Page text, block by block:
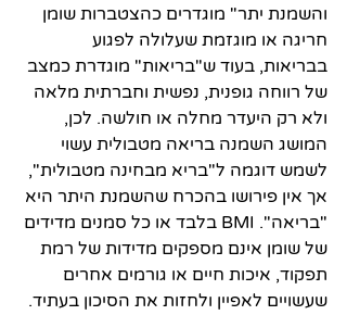
והשמנת יתר" מוגדרים כהצטברות שומן
חריגה או מוגזמת שעלולה לפגוע
בבריאות, בעוד ש"בריאות" מוגדרת כמצב
של רווחה גופנית, נפשית וחברתית מלאה
ולא רק היעדר מחלה או חולשה. לכן,
המושג השמנה בריאה מטבולית עשוי
לשמש דוגמה ל"בריא מבחינה מטבולית",
אך אין פירושו בהכרח שהשמנת היתר היא
"בריאה". BMI בלבד או כל סמנים מדידים
של שומן אינם מספקים מדידות של רמת
תפקוד, איכות חיים או גורמים אחרים
שעשויים לאפיין ולחזות את הסיכון בעתיד.